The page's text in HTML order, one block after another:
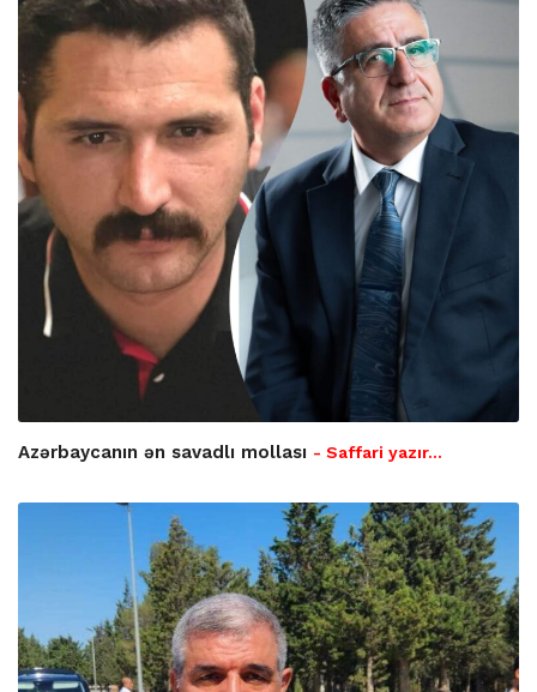
Azərbaycanın ən savadlı mollası - Saffari yazır…